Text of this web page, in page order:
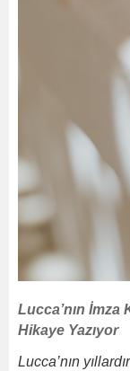
Lucca’nın
Hikaye Yazıyor
Lucca’nın